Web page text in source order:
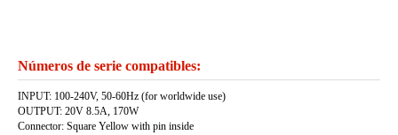
Números de serie compatibles:
INPUT: 100-240V, 50-60Hz (for worldwide use)
OUTPUT: 20V 8.5A, 170W
Connector: Square Yellow with pin inside